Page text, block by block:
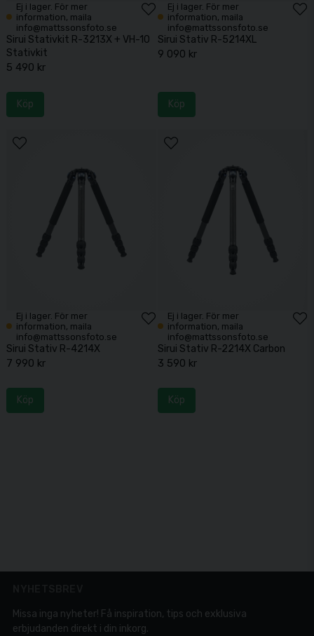
Ej i lager. För mer
information, maila
info@mattssonsfoto.se
Sirui Stativkit R-3213X + VH-10
Stativkit
5 490 kr
Köp
Ej i lager. För mer
information, maila
info@mattssonsfoto.se
Sirui Stativ R-5214XL
9 090 kr
Köp
Ej i lager. För mer
information, maila
info@mattssonsfoto.se
Sirui Stativ R-4214X
7 990 kr
Köp
Ej i lager. För mer
information, maila
info@mattssonsfoto.se
Sirui Stativ R-2214X Carbon
3 590 kr
Köp
Missa inga nyheter! Få inspiration, tips och exklusiva
erbjudanden direkt i din inkorg.